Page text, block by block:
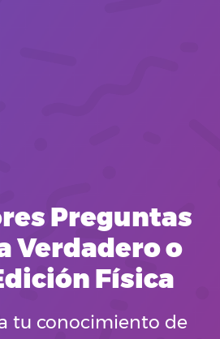
Preguntas
Verdadero o
Física
tu conocimiento de